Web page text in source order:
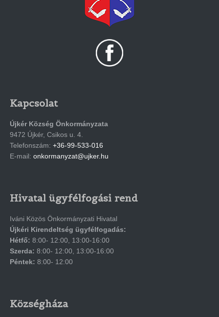
Kapcsolat
Újkér Község Önkormányzata
9472 Újkér, Csikos u. 4.
Telefonszám: +36-99-533-016
E-mail: onkormanyzat@ujker.hu
Hivatal ügyfélfogási rend
Iváni Közös Önkormányzati Hivatal
Újkéri Kirendeltség ügyfélfogadás:
Hétfő: 8:00- 12:00, 13:00-16:00
Szerda: 8:00- 12:00, 13:00-16:00
Péntek: 8:00- 12:00
Községháza